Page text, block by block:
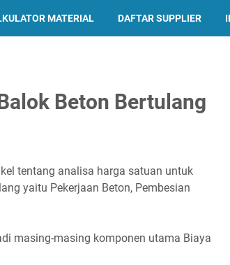
MATERIAL DAFTAR SUPPLIER
Beton Bertulang
tentang analisa harga satuan untuk
yaitu Pekerjaan Beton, Pembesian
masing-masing komponen utama Biaya